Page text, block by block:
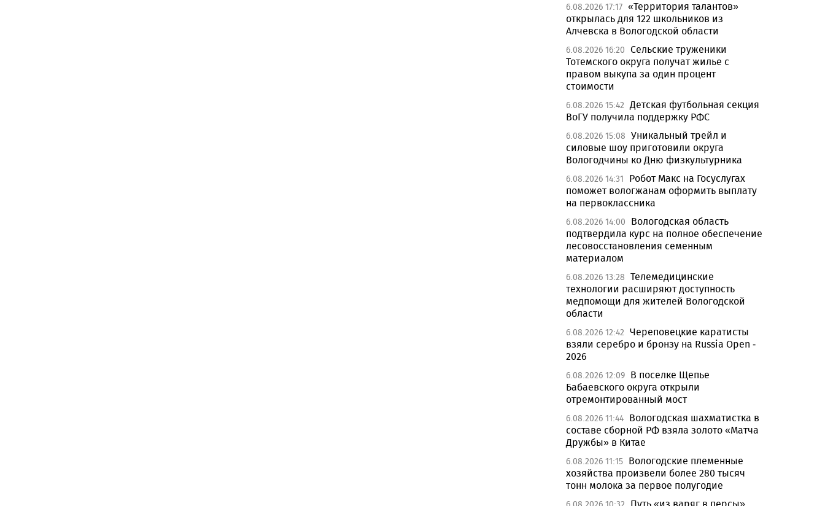
6.08.2026 17:17 «Территория талантов»
открылась для 122 школьников из
Алчевска в Вологодской области
6.08.2026 16:20 Сельские труженики
Тотемского округа получат жилье с
правом выкупа за один процент
стоимости
6.08.2026 15:42 Детская футбольная секция
ВоГУ получила поддержку РФС
6.08.2026 15:08 Уникальный трейл и
силовые шоу приготовили округа
Вологодчины ко Дню физкультурника
6.08.2026 14:31
Робот Макс на Госуслугах
поможет вологжанам оформить выплату
на первоклассника
6.08.2026 14:00
Вологодская область
подтвердила курс на полное обеспечение
лесовосстановления семенным
материалом
6.08.2026 13:28 Телемедицинские
технологии расширяют доступность
медпомощи для жителей Вологодской
области
6.08.2026 12:42 Череповецкие каратисты
взяли серебро и бронзу на Russia Open -
2026
6.08.2026 12:09 В поселке Щепье
Бабаевского округа открыли
отремонтированный мост
6.08.2026 11:44 Вологодская шахматистка в
составе сборной РФ взяла золото «Матча
Дружбы» в Китае
6.08.2026 11:15 Вологодские племенные
хозяйства произвели более 280 тысяч
тонн молока за первое полугодие